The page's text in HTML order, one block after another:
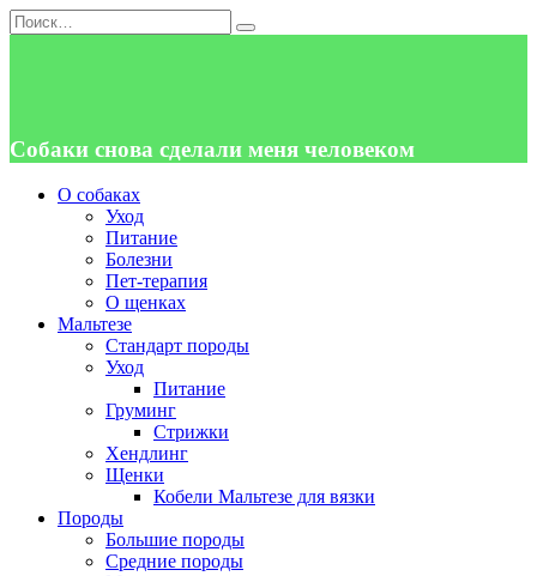
Перейти
к
Search
for:
Собаки снова сделали меня человеком
О собаках
Уход
Питание
Болезни
Пет-терапия
О щенках
Мальтезе
Стандарт породы
Уход
Питание
Груминг
Стрижки
Хендлинг
Щенки
Кобели Мальтезе для вязки
Породы
Большие породы
Средние породы